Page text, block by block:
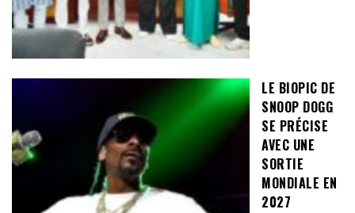
LE BIOPIC DE
SNOOP DOGG
SE PRÉCISE
AVEC UNE
SORTIE
MONDIALE EN
2027